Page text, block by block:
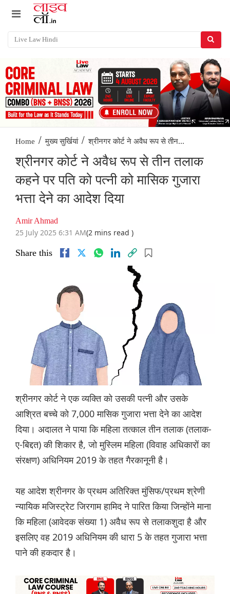
Home / मुख्य सुर्खियां / श्रीनगर कोर्ट ने अवैध रूप से तीन...
श्रीनगर कोर्ट ने अवैध रूप से तीन तलाक
कहने पर पति को पत्नी को मासिक गुजारा
भत्ता देने का आदेश दिया
Amir Ahmad
25 July 2025 6:31 AM(2 mins read )
Share this
श्रीनगर कोर्ट ने एक व्यक्ति को उसकी पत्नी और उसके
आश्रित बच्चे को 7,000 मासिक गुजारा भत्ता देने का आदेश
दिया। अदालत ने पाया कि महिला तत्काल तीन तलाक (तलाक-
ए-बिद्दत) की शिकार है, जो मुस्लिम महिला (विवाह अधिकारों का
संरक्षण) अधिनियम 2019 के तहत गैरकानूनी है।
यह आदेश श्रीनगर के प्रथम अतिरिक्त मुंसिफ/प्रथम श्रेणी
न्यायिक मजिस्ट्रेट जिरगाम हामिद ने पारित किया जिन्होंने माना
कि महिला (आवेदक संख्या 1) अवैध रूप से तलाकशुदा है और
इसलिए वह 2019 अधिनियम की धारा 5 के तहत गुजारा भत्ता
पाने की हकदार है।